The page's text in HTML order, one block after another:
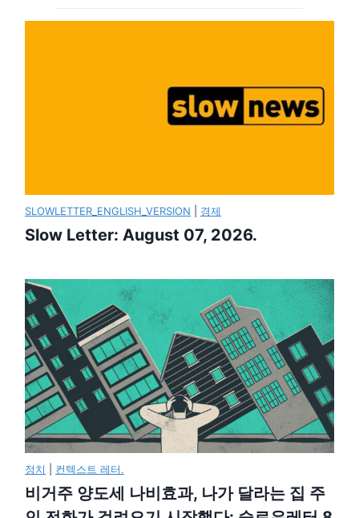
SLOWLETTER_ENGLISH_VERSION 경제
Slow Letter: August 07, 2026.
정치 컨텍스트 레터.
비거주 양도세 나비효과, 나가 달라는 집 주